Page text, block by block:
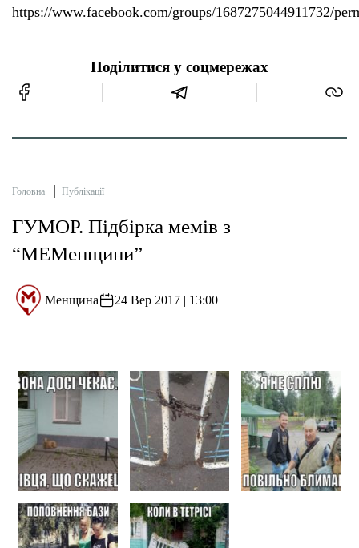
https://www.facebook.com/groups/1687275044911732/
Поділитися у соцмережах
Головна Публікації
ГУМОР. Підбірка мемів з
“МЕМенщини”
Менщина 24 Вер 2017 | 13:00